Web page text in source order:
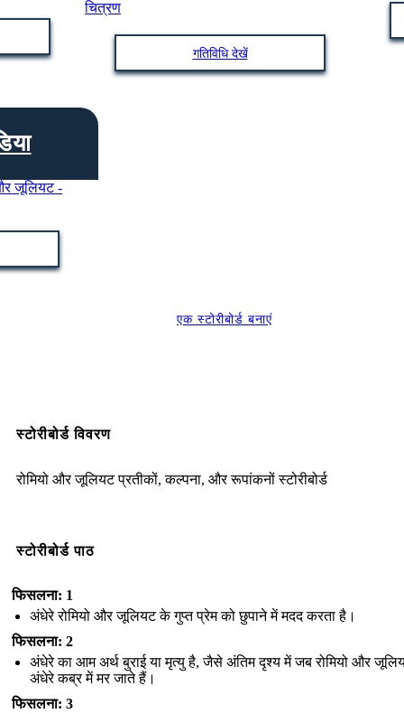
गतिविधि देखें
एक स्टोरीबोर्ड बनाएं
स्टोरीबोर्ड विवरण
रोमियो और जूलियट प्रतीकों, कल्पना, और रूपांकनों स्टोरीबोर्ड
स्टोरीबोर्ड पाठ
फिसलना: 1
अंधेरे रोमियो और जूलियट के गुप्त प्रेम को छुपाने में मदद करता है।
फिसलना: 2
अंधेरे का आम अर्थ बुराई या मृत्यु है, जैसे अंतिम दृश्य में जब रोमियो और
अंधेरे कब्र में मर जाते हैं।
फिसलना: 3